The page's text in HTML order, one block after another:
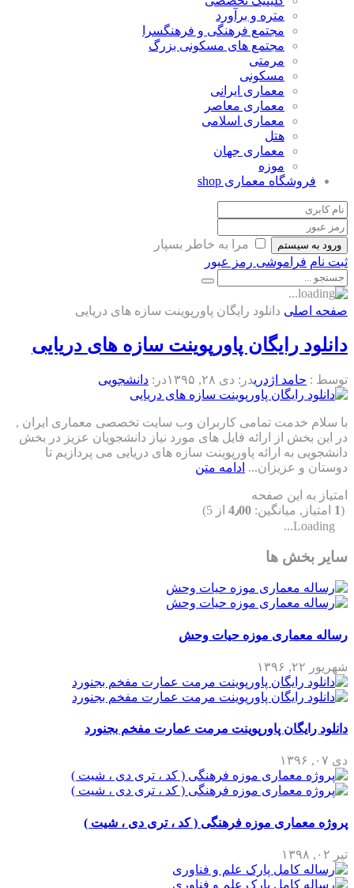
متره و برآورد
مجتمع فرهنگی و فرهنگسرا
مجتمع های مسکونی بزرگ
مرمتی
مسکونی
معماری ایرانی
معماری معاصر
معماری اسلامی
هتل
معماری جهان
موزه
فروشگاه معماری shop
ورود به سیستم
مرا به خاطر بسپار
ثبت نام فراموشی رمز عبور
صفحه اصلی دانلود رایگان پاورپوینت سازه های دریایی
دانلود رایگان پاورپوینت سازه های دریایی
توسط : حامد اژدریدر: دی ۲۸, ۱۳۹۵ در: دانشجویی
با سلام خدمت تمامی کاربران وب سایت تخصصی معماری ایران ,
در این بخش از ارائه فایل های مورد نیاز دانشجویان عزیز در بخش
دانشجویی به ارائه پاورپوینت سازه های دریایی می پردازیم تا
دوستان و عزیزان... ادامه متن
امتیاز به این صفحه
(
1 امتیاز, میانگین: 4٫00 از 5)
Loading...
سایر بخش ها
رساله معماری موزه حیات وحش
شهریور ۲۲, ۱۳۹۶
دانلود رایگان پاورپوینت مرمت عمارت مفخم بجنورد
دی ۰۷, ۱۳۹۶
پروژه معماری موزه فرهنگی ( کد ، تری دی ، شیت )
تیر ۰۲, ۱۳۹۸